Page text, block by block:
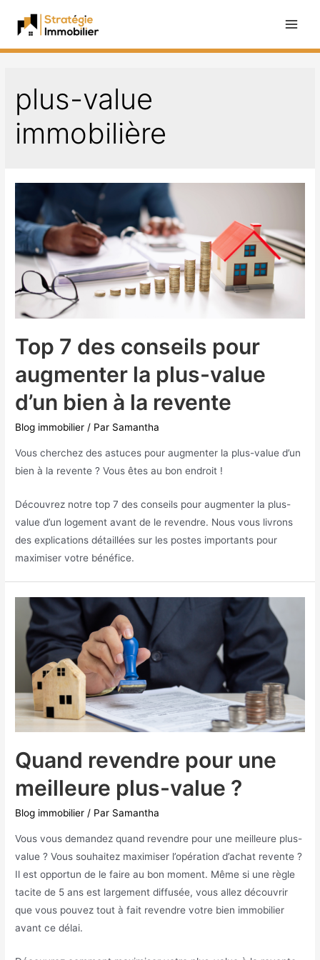
plus-value
immobilière
Top 7 des conseils pour
augmenter la plus-value
d’un bien à la revente
Blog immobilier / Par Samantha
Vous cherchez des astuces pour augmenter la plus-value d’un
bien à la revente ? Vous êtes au bon endroit !
Découvrez notre top 7 des conseils pour augmenter la plus-
value d’un logement avant de le revendre. Nous vous livrons
des explications détaillées sur les postes importants pour
maximiser votre bénéfice.
Quand revendre pour une
meilleure plus-value ?
Blog immobilier / Par Samantha
Vous vous demandez quand revendre pour une meilleure plus-
value ? Vous souhaitez maximiser l’opération d’achat revente ?
Il est opportun de le faire au bon moment. Même si une règle
tacite de 5 ans est largement diffusée, vous allez découvrir
que vous pouvez tout à fait revendre votre bien immobilier
avant ce délai.